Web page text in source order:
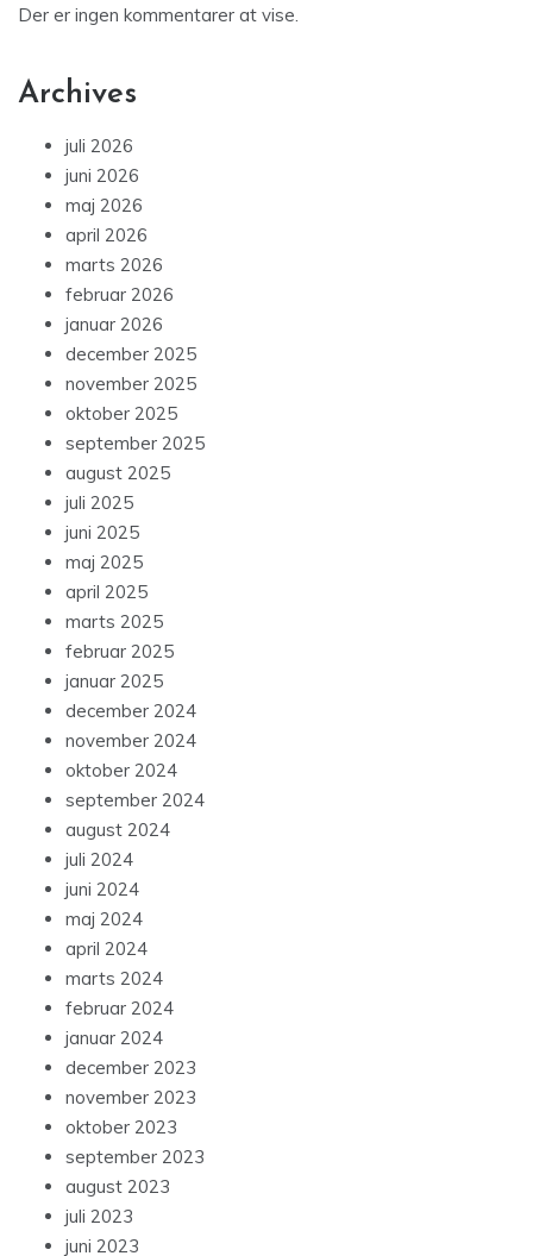
Der er ingen kommentarer at vise.
Archives
juli 2026
juni 2026
maj 2026
april 2026
marts 2026
februar 2026
januar 2026
december 2025
november 2025
oktober 2025
september 2025
august 2025
juli 2025
juni 2025
maj 2025
april 2025
marts 2025
februar 2025
januar 2025
december 2024
november 2024
oktober 2024
september 2024
august 2024
juli 2024
juni 2024
maj 2024
april 2024
marts 2024
februar 2024
januar 2024
december 2023
november 2023
oktober 2023
september 2023
august 2023
juli 2023
juni 2023